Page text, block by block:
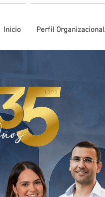
Inicio Perfil Organizacional